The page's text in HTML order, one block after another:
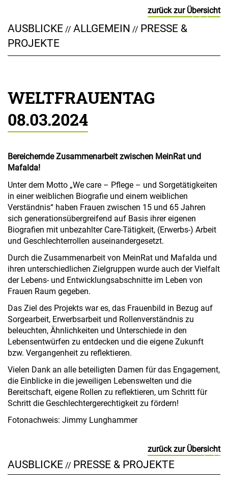
zurück zur Übersicht
AUSBLICKE// ALLGEMEIN // PRESSE &
PROJEKTE
WELTFRAUENTAG
08.03.2024
Bereichernde Zusammenarbeit zwischen MeinRat und
Mafalda!
Unter dem Motto „We care – Pflege – und Sorgetätigkeiten
in einer weiblichen Biografie und einem weiblichen
Verständnis“ haben Frauen zwischen 15 und 65 Jahren
sich generationsübergreifend auf Basis ihrer eigenen
Biografien mit unbezahlter Care-Tätigkeit, (Erwerbs-) Arbeit
und Geschlechterrollen auseinandergesetzt.
Durch die Zusammenarbeit von MeinRat und Mafalda und
ihren unterschiedlichen Zielgruppen wurde auch der Vielfalt
der Lebens- und Entwicklungsabschnitte im Leben von
Frauen Raum gegeben.
Das Ziel des Projekts war es, das Frauenbild in Bezug auf
Sorgearbeit, Erwerbsarbeit und Rollenverständnis zu
beleuchten, Ähnlichkeiten und Unterschiede in den
Lebensentwürfen zu entdecken und die eigene Zukunft
bzw. Vergangenheit zu reflektieren.
Vielen Dank an alle beteiligten Damen für das Engagement,
die Einblicke in die jeweiligen Lebenswelten und die
Bereitschaft, eigene Rollen zu reflektieren, um Schritt für
Schritt die Geschlechtergerechtigkeit zu fördern!
Fotonachweis: Jimmy Lunghammer
zurück zur Übersicht
AUSBLICKE// PRESSE & PROJEKTE